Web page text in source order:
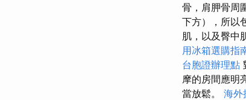
骨，肩胛骨周
下方），所以
肌，以及臀中
用冰箱選購指
台胞證辦理點
摩的房間應明
當放鬆。 海外